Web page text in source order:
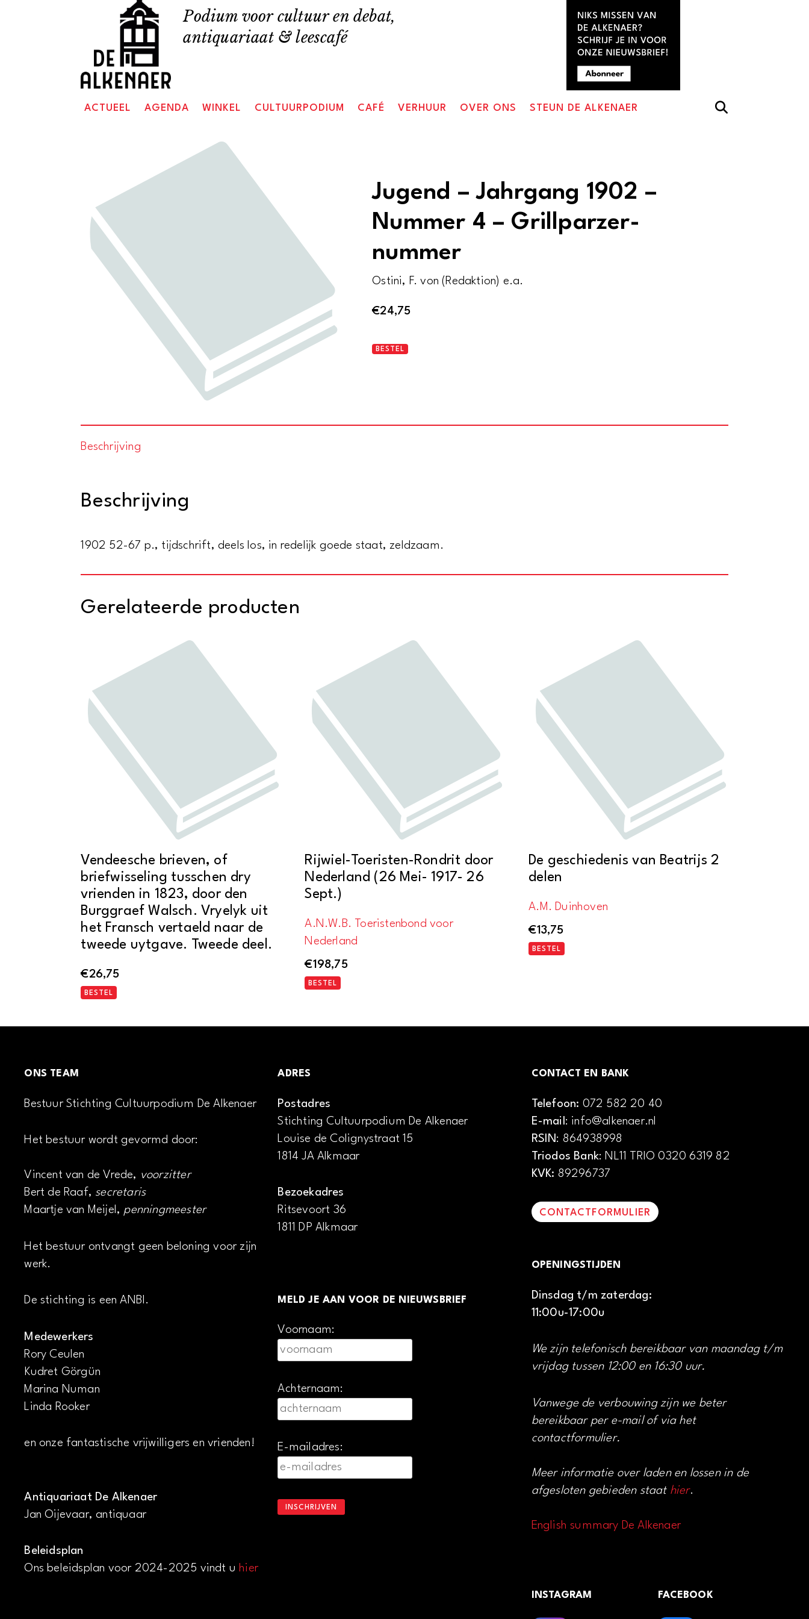
Podium voor cultuur en debat,
antiquariaat & leescafé
ACTUEEL AGENDA WINKEL CULTUURPODIUM CAFÉ VERHUUR OVER ONS STEUN DE ALKENAER
Jugend – Jahrgang 1902 –
Nummer 4 – Grillparzer-
nummer
Ostini, F. von (Redaktion) e.a.
€24,75
Jugend
BESTEL
Beschrijving
Beschrijving
1902 52-67 p., tijdschrift, deels los, in redelijk goede staat, zeldzaam.
Gerelateerde producten
Vendeesche brieven, of
briefwisseling tusschen dry
vrienden in 1823, door den
Burggraef Walsch. Vryelyk uit
het Fransch vertaeld naar de
tweede uytgave. Tweede deel.
€26,75
BESTEL
Rijwiel-Toeristen-Rondrit door
Nederland (26 Mei- 1917- 26
Sept.)
A.N.W.B. Toeristenbond voor
Nederland
€198,75
BESTEL
De geschiedenis van Beatrijs 2
delen
A.M. Duinhoven
€13,75
BESTEL
ONS TEAM
Bestuur Stichting Cultuurpodium De Alkenaer
Het bestuur wordt gevormd door:
Vincent van de Vrede, voorzitter
Bert de Raaf, secretaris
Maartje van Meijel, penningmeester
Het bestuur ontvangt geen beloning voor zijn
werk.
De stichting is een ANBI.
Medewerkers
Rory Ceulen
Kudret Görgün
Marina Numan
Linda Rooker
en onze fantastische vrijwilligers en vrienden!
Antiquariaat De Alkenaer
Jan Oijevaar, antiquaar
Beleidsplan
Ons beleidsplan voor 2024-2025 vindt uhier
ADRES
Postadres
Stichting Cultuurpodium De Alkenaer
Louise de Colignystraat 15
1814 JA Alkmaar
Bezoekadres
Ritsevoort 36
1811 DP Alkmaar
MELD JE AAN VOOR DE NIEUWSBRIEF
Voornaam:
Achternaam:
E-mailadres:
CONTACT EN BANK
Telefoon: 072 582 20 40
E-mail : info@alkenaer.nl
RSIN : 864938998
Triodos Bank: NL11 TRIO 0320 6319 82
KVK: 89296737
CONTACTFORMULIER
OPENINGSTIJDEN
Dinsdag t/m zaterdag:
11:00u-17:00u
We zijn telefonisch bereikbaar van maandag t/m
vrijdag tussen 12:00 en 16:30 uur.
Vanwege de verbouwing zijn we beter
bereikbaar per e-mail of via het
contactformulier.
Meer informatie over laden en lossen in de
afgesloten gebieden staat hier.
English summary De Alkenaer
INSTAGRAM FACEBOOK